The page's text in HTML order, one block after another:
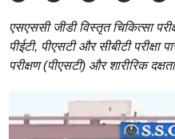
एसएससी जीडी विस्तृत चिकित्सा
पीईटी, पीएसटी और सीबीटी
परीक्षण (पीएसटी) और शारीरिक